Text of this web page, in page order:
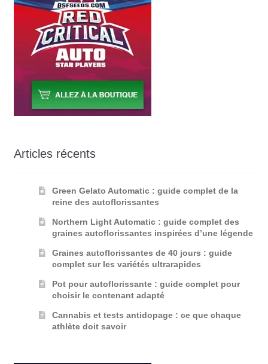
Articles récents
Green Gelato Automatic : guide complet de la
reine des autoflorissantes
Northern Light Automatic : guide complet des
graines autoflorissantes inspirées d’une légende
Graines autoflorissantes de 40 jours : guide
complet sur les variétés ultrarapides
Pot pour autoflorissante : guide complet pour
choisir le contenant adapté
Cannabis et tests antidopage : ce que chaque
athlète doit savoir